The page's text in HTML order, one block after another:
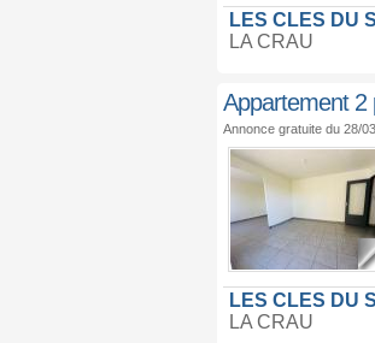
LES CLES DU
LA CRAU
Appartement 2
Annonce gratuite du 28/
LES CLES DU
LA CRAU